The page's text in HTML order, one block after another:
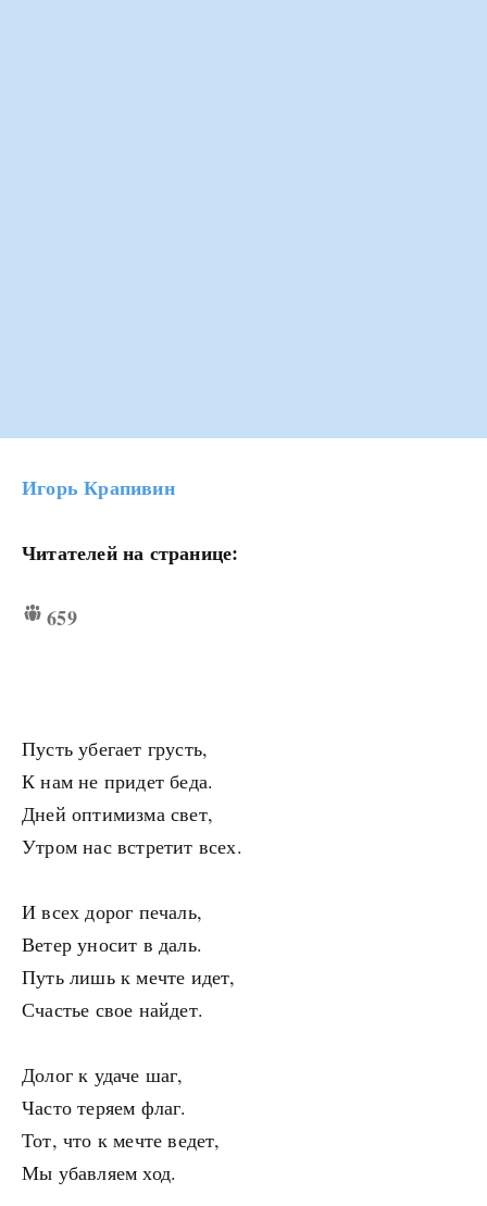
Игорь Крапивин
Читателей на странице:
659
Пусть убегает грусть,
К нам не придет беда.
Дней оптимизма свет,
Утром нас встретит всех.
И всех дорог печаль,
Ветер уносит в даль.
Путь лишь к мечте идет,
Счастье свое найдет.
Долог к удаче шаг,
Часто теряем флаг.
Тот, что к мечте ведет,
Мы убавляем ход.